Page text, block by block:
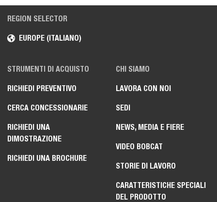
REGION SELECTOR
EUROPE (ITALIANO)
STRUMENTI DI ACQUISTO
RICHIEDI PREVENTIVO
CERCA CONCESSIONARIE
RICHIEDI UNA
DIMOSTRAZIONE
RICHIEDI UNA BROCHURE
CHI SIAMO
LAVORA CON NOI
SEDI
NEWS, MEDIA E FIERE
VIDEO BOBCAT
STORIE DI LAVORO
CARATTERISTICHE SPECIALI
DEL PRODOTTO